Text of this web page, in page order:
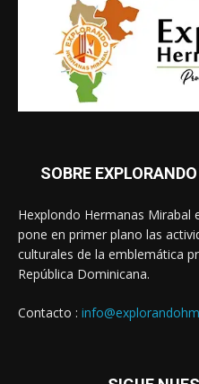
SOBRE
Hexplondo Hermanas Mirabal
pone en primer plano las
culturales de la emblemática
República Dominicana.
Contacto :